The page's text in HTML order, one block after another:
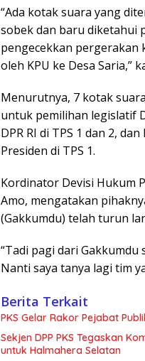
“Ada kotak suara yang
sobek dan baru diketahui
pengecekkan pergerakan
oleh KPU ke Desa Saria,”
Menurutnya, 7 kotak
untuk pemilihan legislatif
DPR RI di TPS 1 dan 2,
Presiden di TPS 1.
Kordinator Devisi Hukum
Amo, mengatakan
(Gakkumdu) telah turun
“Tadi pagi dari
Nanti saya tanya lagi tim
Berita Terkait
PKS Gelar Rakor Pejabat
Sekjen DPP PKS Tegaskan
untuk Halmahera Selatan